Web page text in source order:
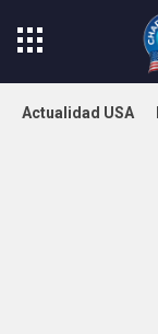
Actualidad USA